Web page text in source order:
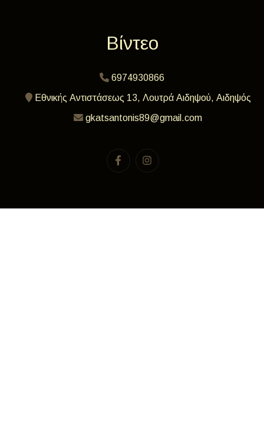
Βίντεο
6974930866
Εθνικής Αντιστάσεως 13, Λουτρά Αιδηψού, Αιδηψός
gkatsantonis89@gmail.com